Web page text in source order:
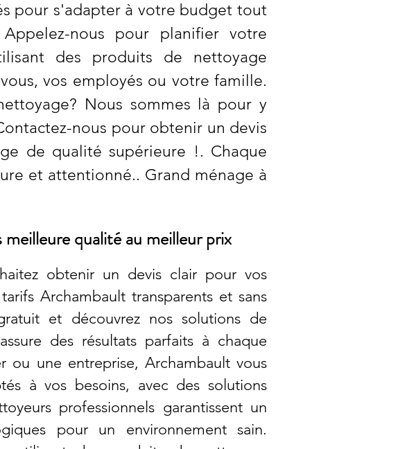
pour s'adapter à votre budget tout
nous pour planifier votre
des produits de nettoyage
vos employés ou votre famille.
Nous sommes là pour y
nous pour obtenir un devis
de qualité supérieure !. Chaque
et attentionné.. Grand ménage à
qualité au meilleur prix
obtenir un devis clair pour vos
Archambault transparents et sans
et découvrez nos solutions de
des résultats parfaits à chaque
ou une entreprise, Archambault vous
à vos besoins, avec des solutions
professionnels garantissent un
pour un environnement sain.